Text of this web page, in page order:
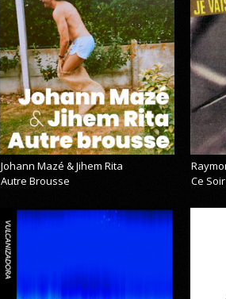
Johann Mazé & Jihem Rita
Autre Brousse
Ce